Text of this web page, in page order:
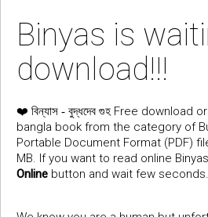
Binyas is
download!!!
❤️ বিন্যাস - বুদ্ধদেব গুহ Free download
bangla book from the category of
Portable Document Format (PDF)
MB. If you want to read online
Online button and wait few seconds.